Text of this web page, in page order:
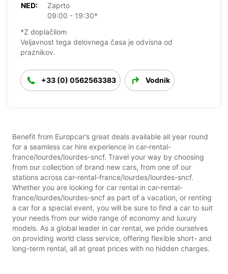
NED:
Zaprto
09:00 - 19:30*
*Z doplačilom
Veljavnost tega delovnega časa je odvisna od
praznikov.
+33 (0) 0562563383 Vodnik
Benefit from Europcar’s great deals available all year round
for a seamless car hire experience in car-rental-
france/lourdes/lourdes-sncf. Travel your way by choosing
from our collection of brand new cars, from one of our
stations across car-rental-france/lourdes/lourdes-sncf.
Whether you are looking for car rental in car-rental-
france/lourdes/lourdes-sncf as part of a vacation, or renting
a car for a special event, you will be sure to find a car to suit
your needs from our wide range of economy and luxury
models. As a global leader in car rental, we pride ourselves
on providing world class service, offering flexible short- and
long-term rental, all at great prices with no hidden charges.